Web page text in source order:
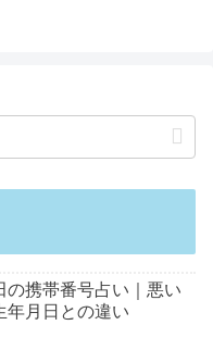
の携帯番号占い｜悪い
年月日との違い